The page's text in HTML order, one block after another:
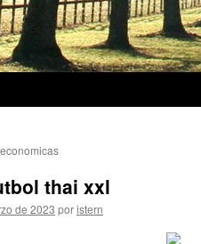
thai xxl
de 2023 poristern